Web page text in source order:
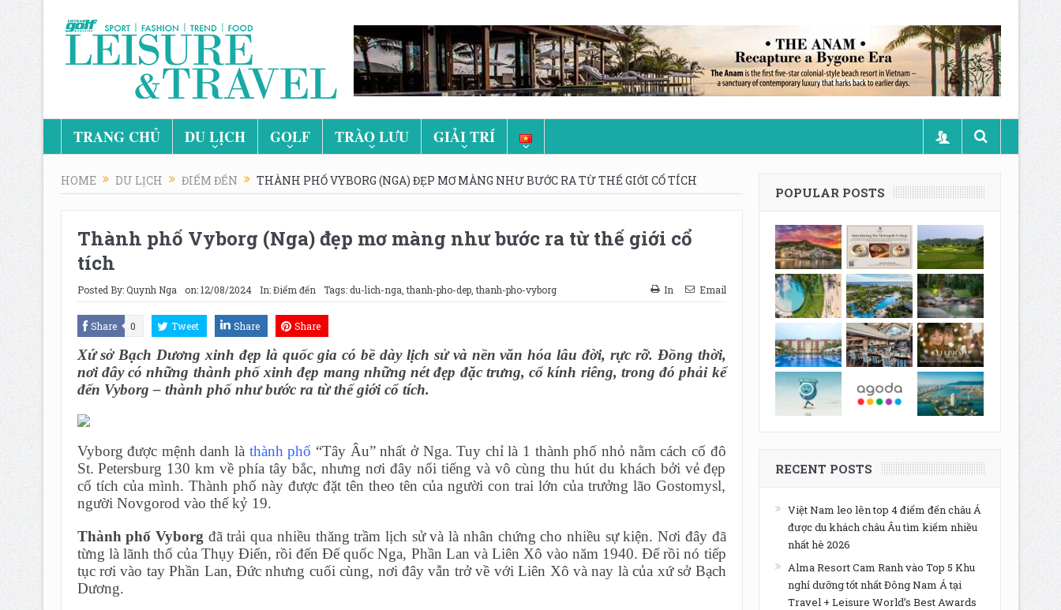
TRANG CHỦ DU LỊCH GOLF TRÀO LƯU GIẢI TRÍ
HOME DU LỊCH ĐIỂM ĐẾN THÀNH PHỐ VYBORG (NGA) ĐẸP MƠ MÀNG NHƯ BƯỚC RA TỪ THẾ GIỚI CỔ TÍCH
Thành phố Vyborg (Nga) đẹp mơ màng như bước ra từ thế giới cổ
tích
Posted By:Quynh Nga on:12/08/2024 In:Điểm đến Tags:du-lich-nga ,thanh-pho-dep,thanh-pho-vyborg In Email
Share 0 Tweet Share Share
Xứ sở Bạch Dương xinh đẹp là quốc gia có bề dày lịch sử và nền văn hóa lâu đời, rực rỡ. Đồng thời,
nơi đây có những thành phố xinh đẹp mang những nét đẹp đặc trưng, cổ kính riêng, trong đó phải kể
đến Vyborg – thành phố như bước ra từ thế giới cổ tích.
Vyborg được mệnh danh là thành phố “Tây Âu” nhất ở Nga. Tuy chỉ là 1 thành phố nhỏ nằm cách cố đô
St. Petersburg 130 km về phía tây bắc, nhưng nơi đây nổi tiếng và vô cùng thu hút du khách bởi vẻ đẹp
cổ tích của mình. Thành phố này được đặt tên theo tên của người con trai lớn của trưởng lão Gostomysl,
người Novgorod vào thế kỷ 19.
Thành phố Vyborg đã trải qua nhiều thăng trầm lịch sử và là nhân chứng cho nhiều sự kiện. Nơi đây đã
từng là lãnh thổ của Thụy Điển, rồi đến Đế quốc Nga, Phần Lan và Liên Xô vào năm 1940. Để rồi nó tiếp
tục rơi vào tay Phần Lan, Đức nhưng cuối cùng, nơi đây vẫn trở về với Liên Xô và nay là của xứ sở Bạch
Dương.
POPULAR POSTS
RECENT POSTS
Việt Nam leo lên top 4 điểm đến châu Á
được du khách châu Âu tìm kiếm nhiều
nhất hè 2026
Alma Resort Cam Ranh vào Top 5 Khu
nghỉ dưỡng tốt nhất Đông Nam Á tại
Travel + Leisure World’s Best Awards